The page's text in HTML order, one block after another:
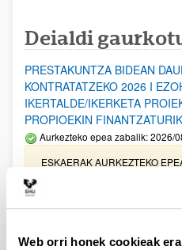
Web orri honek cookieak
Deialdi
PRESTAKUNTZA BIDEAN
KONTRATATZEKO 2026 I
IKERTALDE/IKERKETA
PROPIOEKIN FINANTZATURIK
Aurkezteko epea zabalik: 2026/
ESKAERAK AURKEZTEKO
UPV/EHUn Azpiegitura